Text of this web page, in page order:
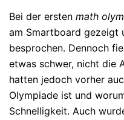
Bei der ersten math
am Smartboard gezeigt
besprochen. Dennoch
etwas schwer, nicht die
hatten jedoch vorher
Olympiade ist und
Schnelligkeit. Auch